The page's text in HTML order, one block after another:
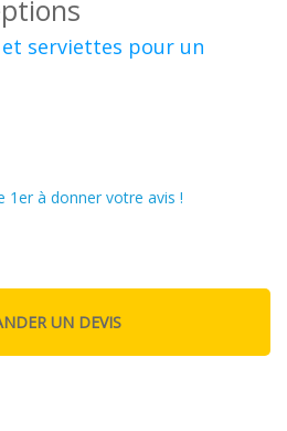
serviettes pour un
1er à donner votre avis !